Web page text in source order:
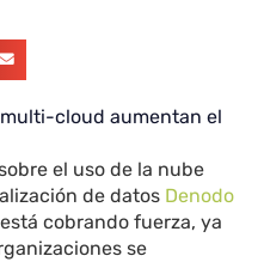
cloud aumentan el
el uso de la nube
de datos Denodo
cobrando fuerza, ya
se